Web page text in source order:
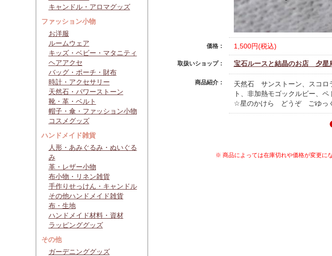
キャンドル・アロマグッズ
ファッション小物
お洋服
ルームウェア
キッズ・ベビー・マタニティ
ヘアアクセ
バッグ・ポーチ・財布
時計・アクセサリー
天然石・パワーストーン
靴・革・ベルト
帽子・傘・ファッション小物
コスメグッズ
ハンドメイド雑貨
人形・あみぐるみ・ぬいぐる
み
革・レザー小物
布小物・リネン雑貨
手作りせっけん・キャンドル
その他ハンドメイド雑貨
布・生地
ハンドメイド材料・資材
ラッピンググッズ
その他
ガーデニンググッズ
価格： 1,500円(税込)
取扱いショップ： 宝石ルースと結晶のお店 夕星
商品紹介：
天然石 サンストーン、スコロ
ト、非加熱モゴックルビー、
☆星のかけら どうぞ ごゆっ
※ 商品によっては在庫切れや価格が変更に